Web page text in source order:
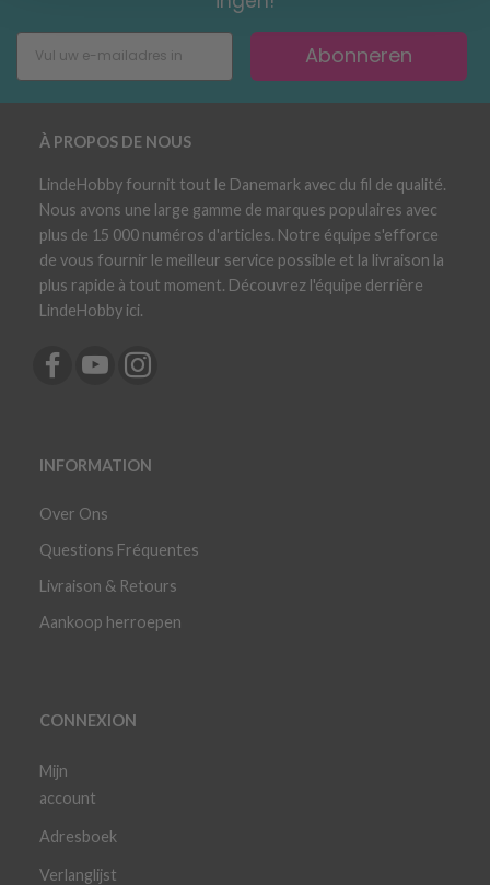
Abonneren
À PROPOS DE NOUS
LindeHobby fournit tout le Danemark avec du fil de qualité.
Nous avons une large gamme de marques populaires avec
plus de 15 000 numéros d'articles. Notre équipe s'efforce
de vous fournir le meilleur service possible et la livraison la
plus rapide à tout moment. Découvrez l'équipe derrière
LindeHobby ici.
INFORMATION
Over Ons
Questions Fréquentes
Livraison & Retours
Aankoop herroepen
CONNEXION
Mijn
account
Adresboek
Verlanglijst